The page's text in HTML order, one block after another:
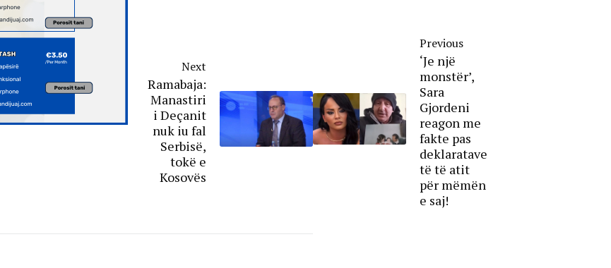
Previous
‘Je një
monstër’,
Sara
Gjordeni
reagon me
fakte pas
deklaratave
të të atit
për mëmën
e saj!
Next
Ramabaja:
Manastiri
i Deçanit
nuk iu fal
Serbisë,
tokë e
Kosovës